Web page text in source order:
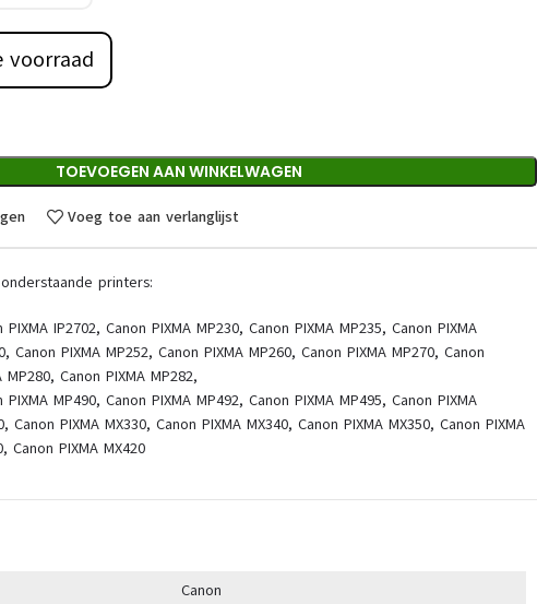
voorraad
TOEVOEGEN AAN WINKELWAGEN
Voeg toe aan verlanglijst
printers:
IP2702, Canon PIXMA MP230, Canon PIXMA MP235, Canon PIXMA
Canon PIXMA MP252, Canon PIXMA MP260, Canon PIXMA MP270, Canon
MP280, Canon PIXMA MP282,
MP490, Canon PIXMA MP492, Canon PIXMA MP495, Canon PIXMA
Canon PIXMA MX330, Canon PIXMA MX340, Canon PIXMA MX350, Canon PIXMA
Canon PIXMA MX420
Canon